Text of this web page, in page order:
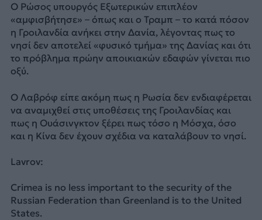
Ο Ρώσος υπουργός Εξωτερικών επιπλέον
«αμφισβήτησε» – όπως και ο Τραμπ – το κατά πόσον
η Γροιλανδία ανήκει στην Δανία, λέγοντας πως το
νησί δεν αποτελεί «φυσικό τμήμα» της Δανίας και ότι
το πρόβλημα πρώην αποικιακών εδαφών γίνεται πιο
οξύ.
Ο Λαβρόφ είπε ακόμη πως η Ρωσία δεν ενδιαφέρεται
να αναμιχθεί στις υποθέσεις της Γροιλανδίας και
πως η Ουάσινγκτον ξέρει πως τόσο η Μόσχα, όσο
και η Κίνα δεν έχουν σχέδια να καταλάβουν το νησί.
Lavrov:
Crimea is no less important to the security of the
Russian Federation than Greenland is to the United
States.